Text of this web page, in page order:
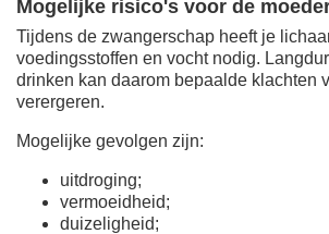
Mogelijke risico's voor de
Tijdens de zwangerschap heeft je
voedingsstoffen en vocht nodig.
drinken kan daarom bepaalde klachten
verergeren.
Mogelijke gevolgen zijn:
uitdroging;
vermoeidheid;
duizeligheid;